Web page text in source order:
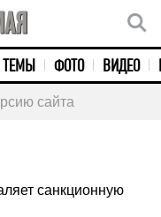
ТЕМЫ ФОТО ВИДЕО
сайта
санкционную